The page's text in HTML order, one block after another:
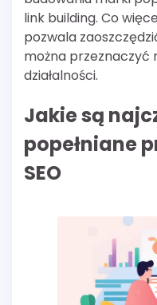
link building. Co
pozwala
można przeznaczyć
działalności.
Jakie są
popełniane
SEO